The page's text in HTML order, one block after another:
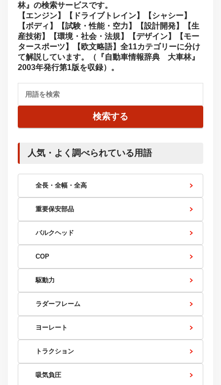
林』の検索サービスです。
【エンジン】【ドライブトレイン】【シャシー】
【ボディ】【試験・性能・空力】【設計開発】【生
産技術】【環境・社会・法規】【デザイン】【モー
タースポーツ】【欧文略語】全11カテゴリーに分け
て解説しています。（『自動車情報辞典 大車林』
2003年発行第1版を収録）。
検索する
人気・よく調べられている用語
全長・全幅・全高
重要保安部品
バルクヘッド
COP
駆動力
ラダーフレーム
ヨーレート
トラクション
吸気負圧